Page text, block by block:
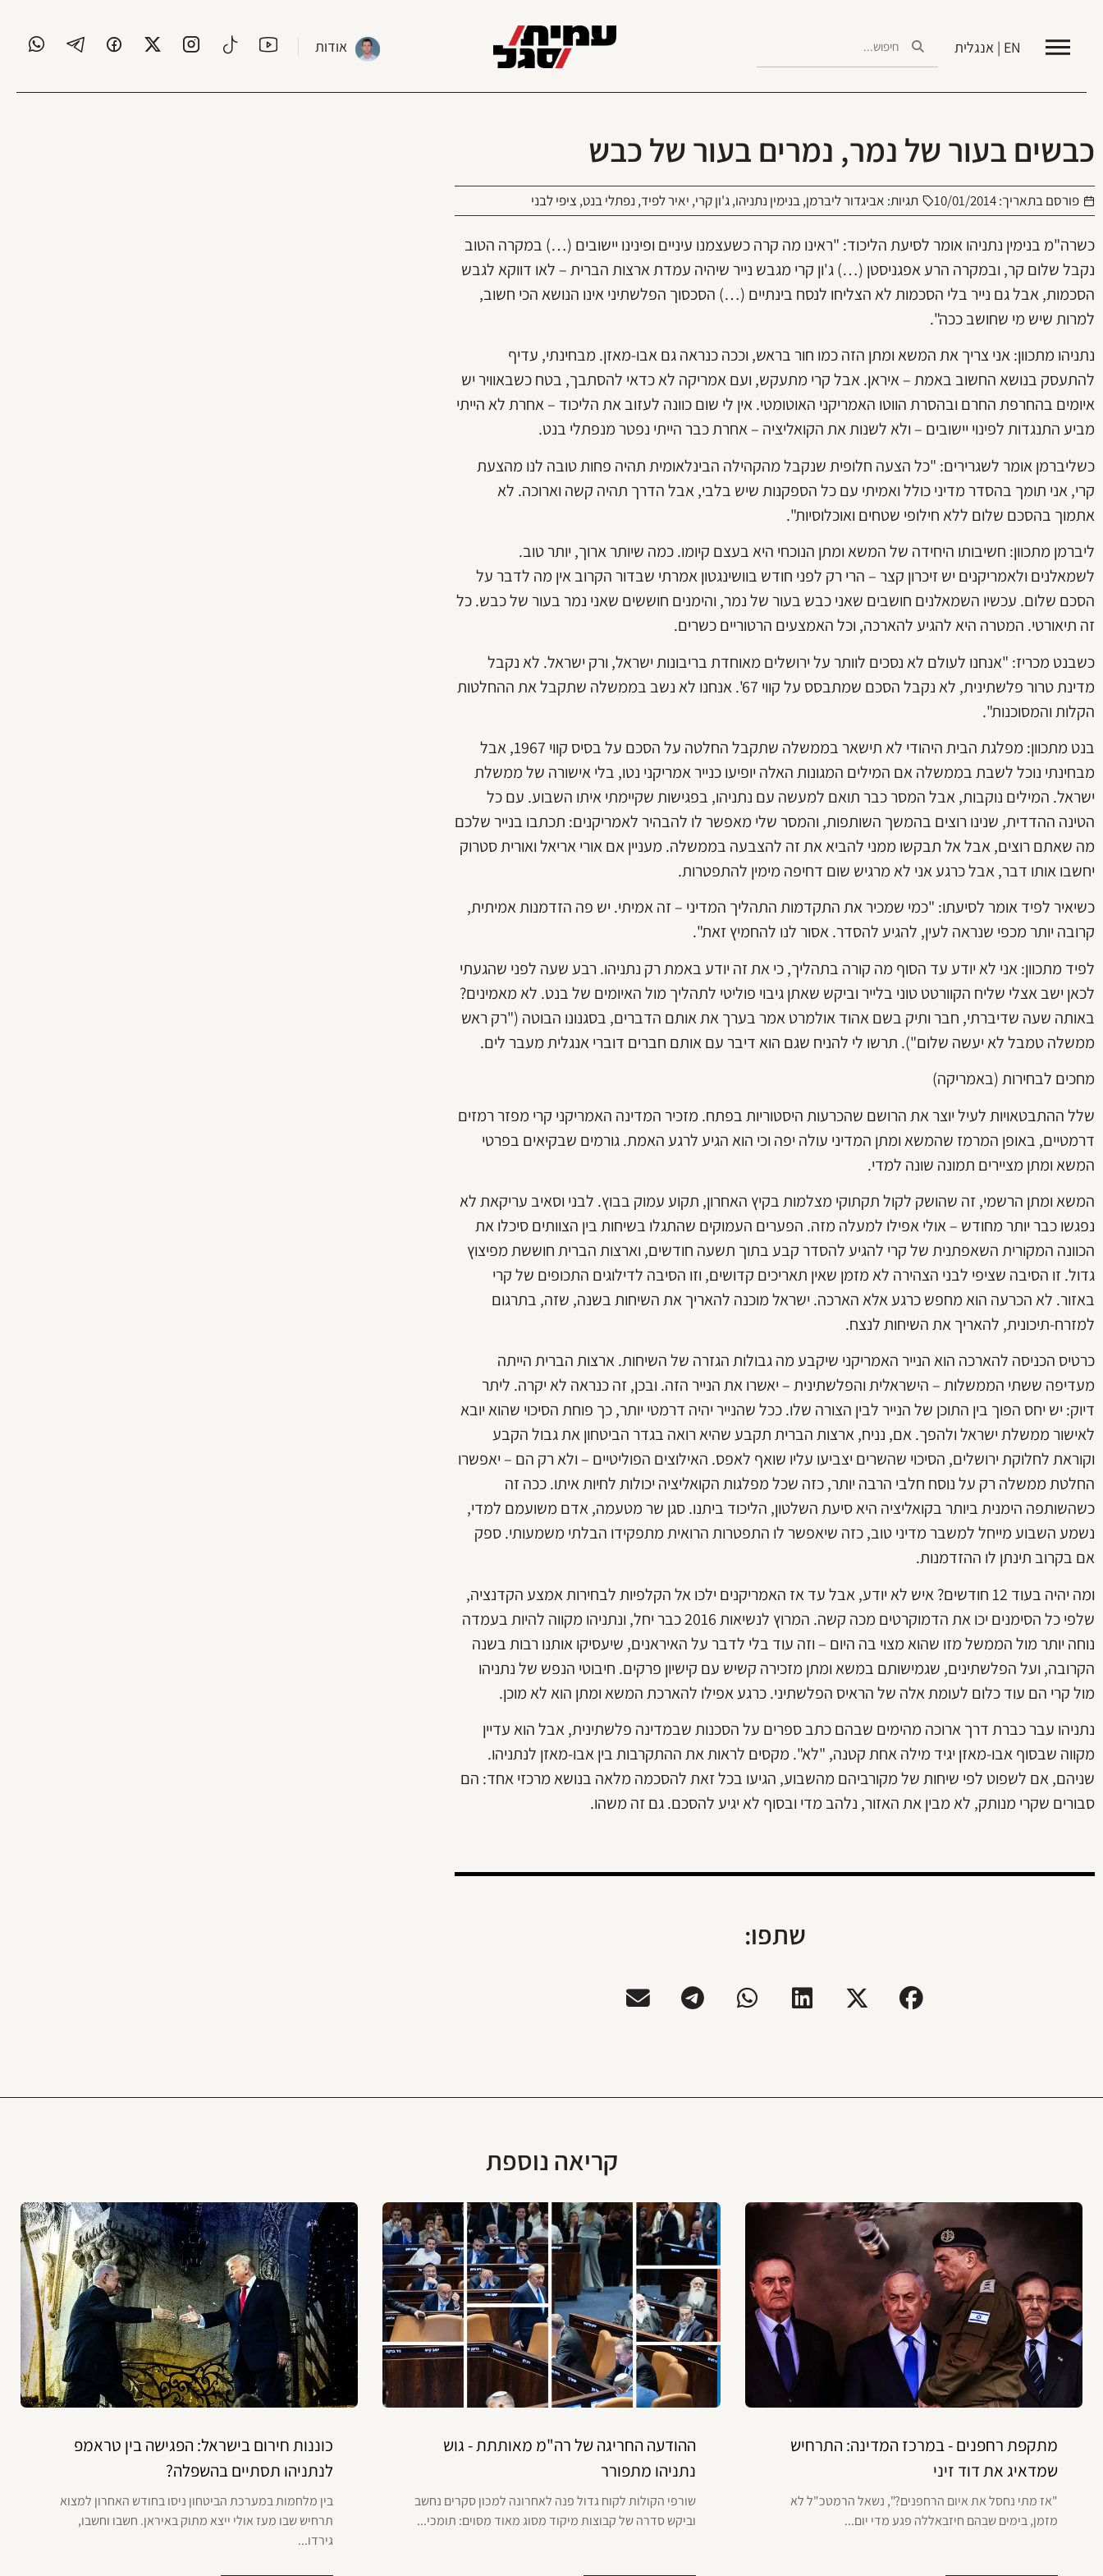
EN | אנגלית אודות
כבשים בעור של נמר, נמרים בעור של כבש
פורסם בתאריך:10/01/2014 תגיות: אביגדור ליברמן,בנימין נתניהו,ג'ון קרי, יאיר לפיד, נפתלי בנט, ציפי לבני
כשרה"מ בנימין נתניהו אומר לסיעת הליכוד: "ראינו מה קרה כשעצמנו עיניים ופינינו יישובים (…) במקרה הטוב
נקבל שלום קר, ובמקרה הרע אפגניסטן (…) ג'ון קרי מגבש נייר שיהיה עמדת ארצות הברית – לאו דווקא לגבש
הסכמות, אבל גם נייר בלי הסכמות לא הצליחו לנסח בינתיים (…) הסכסוך הפלשתיני אינו הנושא הכי חשוב,
למרות שיש מי שחושב ככה".
נתניהו מתכוון: אני צריך את המשא ומתן הזה כמו חור בראש, וככה כנראה גם אבו-מאזן. מבחינתי, עדיף
להתעסק בנושא החשוב באמת – איראן. אבל קרי מתעקש, ועם אמריקה לא כדאי להסתבך, בטח כשבאוויר יש
איומים בהחרפת החרם ובהסרת הווטו האמריקני האוטומטי. אין לי שום כוונה לעזוב את הליכוד – אחרת לא הייתי
מביע התנגדות לפינוי יישובים – ולא לשנות את הקואליציה – אחרת כבר הייתי נפטר מנפתלי בנט.
כשליברמן אומר לשגרירים: "כל הצעה חלופית שנקבל מהקהילה הבינלאומית תהיה פחות טובה לנו מהצעת
קרי, אני תומך בהסדר מדיני כולל ואמיתי עם כל הספקנות שיש בלבי, אבל הדרך תהיה קשה וארוכה. לא
אתמוך בהסכם שלום ללא חילופי שטחים ואוכלוסיות".
ליברמן מתכוון: חשיבותו היחידה של המשא ומתן הנוכחי היא בעצם קיומו. כמה שיותר ארוך, יותר טוב.
לשמאלנים ולאמריקנים יש זיכרון קצר – הרי רק לפני חודש בוושינגטון אמרתי שבדור הקרוב אין מה לדבר על
הסכם שלום. עכשיו השמאלנים חושבים שאני כבש בעור של נמר, והימנים חוששים שאני נמר בעור של כבש. כל
זה תיאורטי. המטרה היא להגיע להארכה, וכל האמצעים הרטוריים כשרים.
כשבנט מכריז: "אנחנו לעולם לא נסכים לוותר על ירושלים מאוחדת בריבונות ישראל, ורק ישראל. לא נקבל
מדינת טרור פלשתינית, לא נקבל הסכם שמתבסס על קווי 67'. אנחנו לא נשב בממשלה שתקבל את ההחלטות
הקלות והמסוכנות".
בנט מתכוון: מפלגת הבית היהודי לא תישאר בממשלה שתקבל החלטה על הסכם על בסיס קווי 1967, אבל
מבחינתי נוכל לשבת בממשלה אם המילים המגונות האלה יופיעו כנייר אמריקני נטו, בלי אישורה של ממשלת
ישראל. המילים נוקבות, אבל המסר כבר תואם למעשה עם נתניהו, בפגישות שקיימתי איתו השבוע. עם כל
הטינה ההדדית, שנינו רוצים בהמשך השותפות, והמסר שלי מאפשר לו להבהיר לאמריקנים: תכתבו בנייר שלכם
מה שאתם רוצים, אבל אל תבקשו ממני להביא את זה להצבעה בממשלה. מעניין אם אורי אריאל ואורית סטרוק
יחשבו אותו דבר, אבל כרגע אני לא מרגיש שום דחיפה מימין להתפטרות.
כשיאיר לפיד אומר לסיעתו: "כמי שמכיר את התקדמות התהליך המדיני – זה אמיתי. יש פה הזדמנות אמיתית,
קרובה יותר מכפי שנראה לעין, להגיע להסדר. אסור לנו להחמיץ זאת".
לפיד מתכוון: אני לא יודע עד הסוף מה קורה בתהליך, כי את זה יודע באמת רק נתניהו. רבע שעה לפני שהגעתי
לכאן ישב אצלי שליח הקוורטט טוני בלייר וביקש שאתן גיבוי פוליטי לתהליך מול האיומים של בנט. לא מאמינים?
באותה שעה שדיברתי, חבר ותיק בשם אהוד אולמרט אמר בערך את אותם הדברים, בסגנונו הבוטה ("רק ראש
ממשלה טמבל לא יעשה שלום"). תרשו לי להניח שגם הוא דיבר עם אותם חברים דוברי אנגלית מעבר לים.
מחכים לבחירות (באמריקה)
שלל ההתבטאויות לעיל יוצר את הרושם שהכרעות היסטוריות בפתח. מזכיר המדינה האמריקני קרי מפזר רמזים
דרמטיים, באופן המרמז שהמשא ומתן המדיני עולה יפה וכי הוא הגיע לרגע האמת. גורמים שבקיאים בפרטי
המשא ומתן מציירים תמונה שונה למדי.
המשא ומתן הרשמי, זה שהושק לקול תקתוקי מצלמות בקיץ האחרון, תקוע עמוק בבוץ. לבני וסאיב עריקאת לא
נפגשו כבר יותר מחודש – אולי אפילו למעלה מזה. הפערים העמוקים שהתגלו בשיחות בין הצוותים סיכלו את
הכוונה המקורית השאפתנית של קרי להגיע להסדר קבע בתוך תשעה חודשים, וארצות הברית חוששת מפיצוץ
גדול. זו הסיבה שציפי לבני הצהירה לא מזמן שאין תאריכים קדושים, וזו הסיבה לדילוגים התכופים של קרי
באזור. לא הכרעה הוא מחפש כרגע אלא הארכה. ישראל מוכנה להאריך את השיחות בשנה, שזה, בתרגום
למזרח-תיכונית, להאריך את השיחות לנצח.
כרטיס הכניסה להארכה הוא הנייר האמריקני שיקבע מה גבולות הגזרה של השיחות. ארצות הברית הייתה
מעדיפה ששתי הממשלות – הישראלית והפלשתינית – יאשרו את הנייר הזה. ובכן, זה כנראה לא יקרה. ליתר
דיוק: יש יחס הפוך בין התוכן של הנייר לבין הצורה שלו. ככל שהנייר יהיה דרמטי יותר, כך פוחת הסיכוי שהוא יובא
לאישור ממשלת ישראל ולהפך. אם, נניח, ארצות הברית תקבע שהיא רואה בגדר הביטחון את גבול הקבע
וקוראת לחלוקת ירושלים, הסיכוי שהשרים יצביעו עליו שואף לאפס. האילוצים הפוליטיים – ולא רק הם – יאפשרו
החלטת ממשלה רק על נוסח חלבי הרבה יותר, כזה שכל מפלגות הקואליציה יכולות לחיות איתו. ככה זה
כשהשותפה הימנית ביותר בקואליציה היא סיעת השלטון, הליכוד ביתנו. סגן שר מטעמה, אדם משועמם למדי,
נשמע השבוע מייחל למשבר מדיני טוב, כזה שיאפשר לו התפטרות הרואית מתפקידו הבלתי משמעותי. ספק
אם בקרוב תינתן לו ההזדמנות.
ומה יהיה בעוד 12 חודשים? איש לא יודע, אבל עד אז האמריקנים ילכו אל הקלפיות לבחירות אמצע הקדנציה,
שלפי כל הסימנים יכו את הדמוקרטים מכה קשה. המרוץ לנשיאות 2016 כבר יחל, ונתניהו מקווה להיות בעמדה
נוחה יותר מול הממשל מזו שהוא מצוי בה היום – וזה עוד בלי לדבר על האיראנים, שיעסיקו אותנו רבות בשנה
הקרובה, ועל הפלשתינים, שגמישותם במשא ומתן מזכירה קשיש עם קישיון פרקים. חיבוטי הנפש של נתניהו
מול קרי הם עוד כלום לעומת אלה של הראיס הפלשתיני. כרגע אפילו להארכת המשא ומתן הוא לא מוכן.
נתניהו עבר כברת דרך ארוכה מהימים שבהם כתב ספרים על הסכנות שבמדינה פלשתינית, אבל הוא עדיין
מקווה שבסוף אבו-מאזן יגיד מילה אחת קטנה, "לא". מקסים לראות את ההתקרבות בין אבו-מאזן לנתניהו.
שניהם, אם לשפוט לפי שיחות של מקורביהם מהשבוע, הגיעו בכל זאת להסכמה מלאה בנושא מרכזי אחד: הם
סבורים שקרי מנותק, לא מבין את האזור, נלהב מדי ובסוף לא יגיע להסכם. גם זה משהו.
שתפו:
קריאה נוספת
מתקפת רחפנים - במרכז המדינה: התרחיש
שמדאיג את דוד זיני
"אז מתי נחסל את איום הרחפנים?", נשאל הרמטכ"ל לא
מזמן, בימים שבהם חיזבאללה פגע מדי יום...
ההודעה החריגה של רה"מ מאותתת - גוש
נתניהו מתפורר
שורפי הקולות לקוח גדול פנה לאחרונה למכון סקרים נחשב
וביקש סדרה של קבוצות מיקוד מסוג מאוד מסוים: תומכי...
כוננות חירום בישראל: הפגישה בין טראמפ
לנתניהו תסתיים בהשפלה?
בין מלחמות במערכת הביטחון ניסו בחודש האחרון למצוא
תרחיש שבו מעז אולי ייצא מתוק באיראן. חשבו וחשבו,
גירדו...